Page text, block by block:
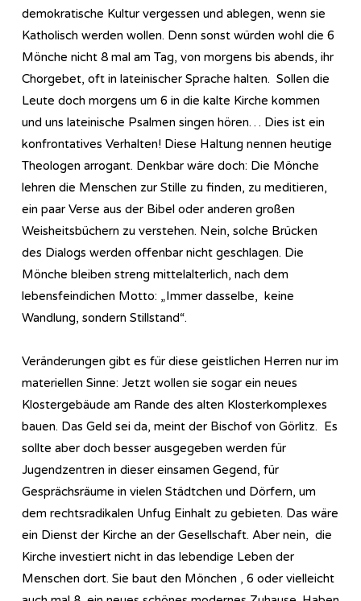
demokratische Kultur vergessen und ablegen, wenn sie
Katholisch werden wollen. Denn sonst würden wohl die 6
Mönche nicht 8 mal am Tag, von morgens bis abends, ihr
Chorgebet, oft in lateinischer Sprache halten. Sollen die
Leute doch morgens um 6 in die kalte Kirche kommen
und uns lateinische Psalmen singen hören… Dies ist ein
konfrontatives Verhalten! Diese Haltung nennen heutige
Theologen arrogant. Denkbar wäre doch: Die Mönche
lehren die Menschen zur Stille zu finden, zu meditieren,
ein paar Verse aus der Bibel oder anderen großen
Weisheitsbüchern zu verstehen. Nein, solche Brücken
des Dialogs werden offenbar nicht geschlagen. Die
Mönche bleiben streng mittelalterlich, nach dem
lebensfeindichen Motto: „Immer dasselbe, keine
Wandlung, sondern Stillstand“.
Veränderungen gibt es für diese geistlichen Herren nur im
materiellen Sinne: Jetzt wollen sie sogar ein neues
Klostergebäude am Rande des alten Klosterkomplexes
bauen. Das Geld sei da, meint der Bischof von Görlitz. Es
sollte aber doch besser ausgegeben werden für
Jugendzentren in dieser einsamen Gegend, für
Gesprächsräume in vielen Städtchen und Dörfern, um
dem rechtsradikalen Unfug Einhalt zu gebieten. Das wäre
ein Dienst der Kirche an der Gesellschaft. Aber nein, die
Kirche investiert nicht in das lebendige Leben der
Menschen dort. Sie baut den Mönchen , 6 oder vielleicht